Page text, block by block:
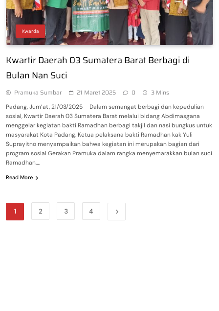
Kwarda
Kwartir Daerah 03 Sumatera Barat Berbagi di
Bulan Nan Suci
Pramuka Sumbar 21 Maret 2025 0 3 Mins
Padang, Jum’at, 21/03/2025 – Dalam semangat berbagi dan kepedulian
sosial, Kwartir Daerah 03 Sumatera Barat melalui bidang Abdimasgana
menggelar kegiatan bakti Ramadhan berbagi takjil dan nasi bungkus untuk
masyarakat Kota Padang. Ketua pelaksana bakti Ramadhan kak Yuli
Suprayitno menyampaikan bahwa kegiatan ini merupakan bagian dari
program sosial Gerakan Pramuka dalam rangka menyemarakkan bulan suci
Ramadhan….
Read More
1 2 3 4